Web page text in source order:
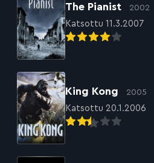
The Pianist 2002
Katsottu 11.3.2007
King Kong 2005
Katsottu 20.1.2006